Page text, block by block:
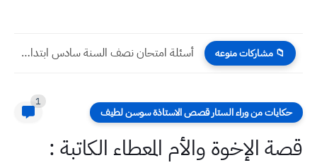
📁 مشاركات منوعه أسئلة امتحان نصف السنة سادس ابتدائي جميع المواد
حكايات من وراء الستار قصص الاستاذة سوسن لطيف
1
قصة الإخوة والأم المعطاء الكاتبة :